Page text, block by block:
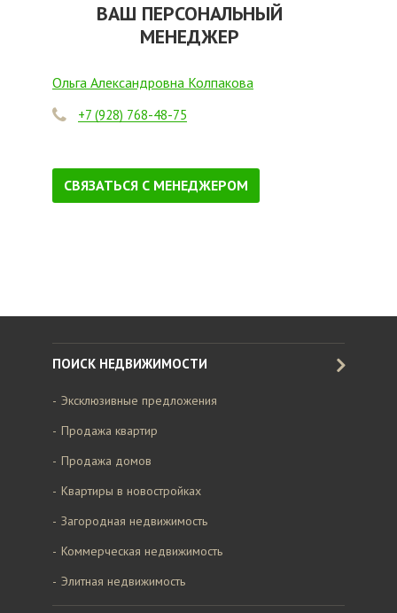
ВАШ ПЕРСОНАЛЬНЫЙ
МЕНЕДЖЕР
Ольга Александровна Колпакова
+7 (928) 768-48-75
СВЯЗАТЬСЯ С МЕНЕДЖЕРОМ
ПОИСК НЕДВИЖИМОСТИ
Эксклюзивные предложения
Продажа квартир
Продажа домов
Квартиры в новостройках
Загородная недвижимость
Коммерческая недвижимость
Элитная недвижимость